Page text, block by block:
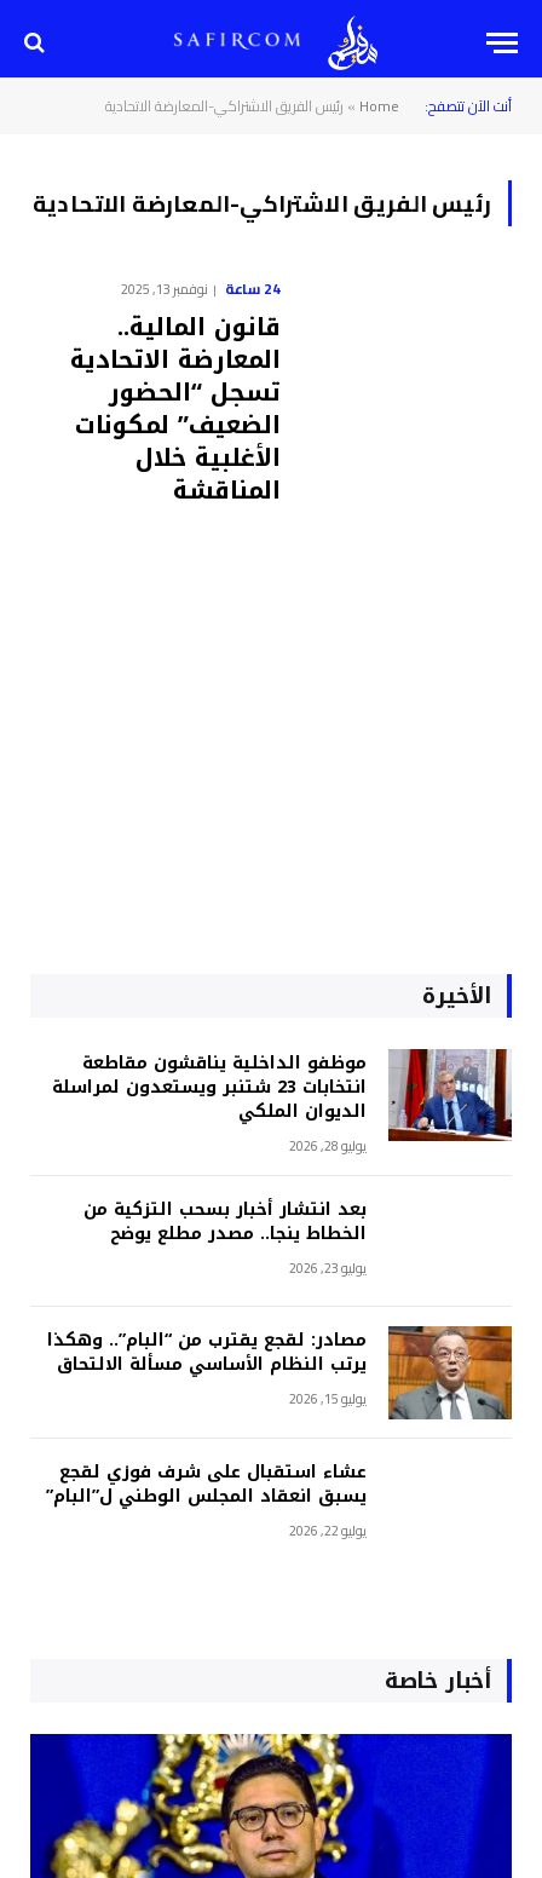
أنت الآن تتصفح: Home
» رئيس الفريق الاشتراكي-المعارضة الاتحادية
رئيس الفريق الاشتراكي-المعارضة الاتحادية
24 ساعة نوفمبر 13, 2025
قانون المالية..
المعارضة الاتحادية
تسجل “الحضور
الضعيف” لمكونات
الأغلبية خلال
المناقشة
الأخيرة
موظفو الداخلية يناقشون مقاطعة
انتخابات 23 شتنبر ويستعدون لمراسلة
الديوان الملكي
يوليو 28, 2026
بعد انتشار أخبار بسحب التزكية من
الخطاط ينجا.. مصدر مطلع يوضح
يوليو 23, 2026
مصادر: لقجع يقترب من “البام”.. وهكذا
يرتب النظام الأساسي مسألة الالتحاق
يوليو 15, 2026
عشاء استقبال على شرف فوزي لقجع
يسبق انعقاد المجلس الوطني ل”البام”
يوليو 22, 2026
أخبار خاصة